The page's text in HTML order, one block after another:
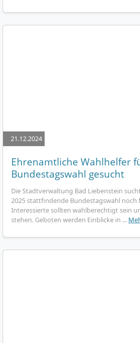
21.12.2024
Ehrenamtliche Wahlhelfer
Bundestagswahl gesucht
Die Stadtverwaltung Bad Liebenstein
2025 stattfindende Bundestagswahl noch
Interessierte sollten wahlberechtigt sein
stehen. Geboten werden Einblicke in ...